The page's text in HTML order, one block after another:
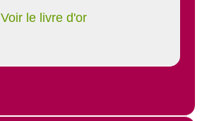
Voir le livre d'or